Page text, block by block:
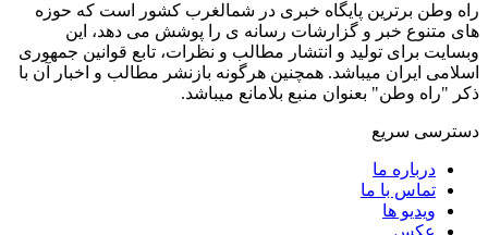
راه وطن برترین پایگاه خبری در شمالغرب کشور است که حوزه
های متنوع خبر و گزارشات رسانه ی را پوشش می دهد، این
وبسایت برای تولید و انتشار مطالب و نظرات، تابع قوانین جمهوری
اسلامی ایران میباشد. همچنین هرگونه بازنشر مطالب و اخبار آن با
ذکر "راه وطن" بعنوان منبع بلامانع میباشد.
دسترسی سریع
درباره ما
تماس با ما
ویدیو ها